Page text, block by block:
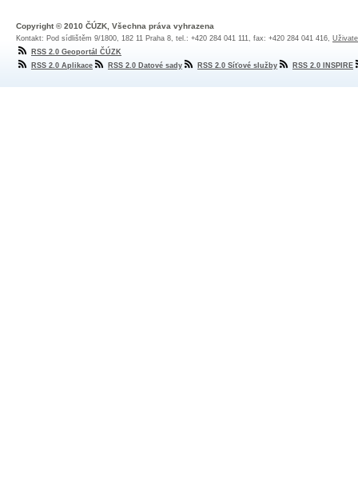
Copyright © 2010 ČÚZK, Všechna práva vyhrazena
Kontakt: Pod sídlištěm 9/1800, 182 11 Praha 8, tel.: +420 284 041 111, fax: +420 284 041 416,
RSS 2.0 Geoportál ČÚZK
RSS 2.0 Aplikace
RSS 2.0 Datové sady RSS 2.0 Síťové služby RSS 2.0 INSPIRE